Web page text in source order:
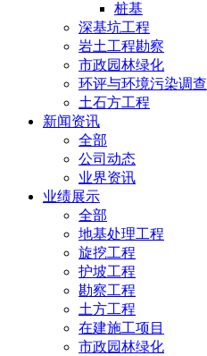
桩基
深基坑工程
岩土工程勘察
市政园林绿化
环评与环境污染调查
土石方工程
新闻资讯
全部
公司动态
业界资讯
业绩展示
全部
地基处理工程
旋挖工程
护坡工程
勘察工程
土方工程
在建施工项目
市政园林绿化